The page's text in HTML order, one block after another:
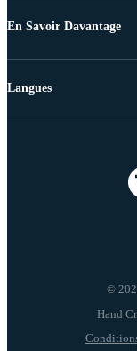
En Savoir Davantage
©
Langues